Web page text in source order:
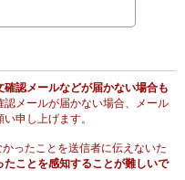
認メールなどが届かない場合も
メールが届かない場合、メール
申し上げます。
ったことを送信者に伝えないた
ことを感知することが難しいで